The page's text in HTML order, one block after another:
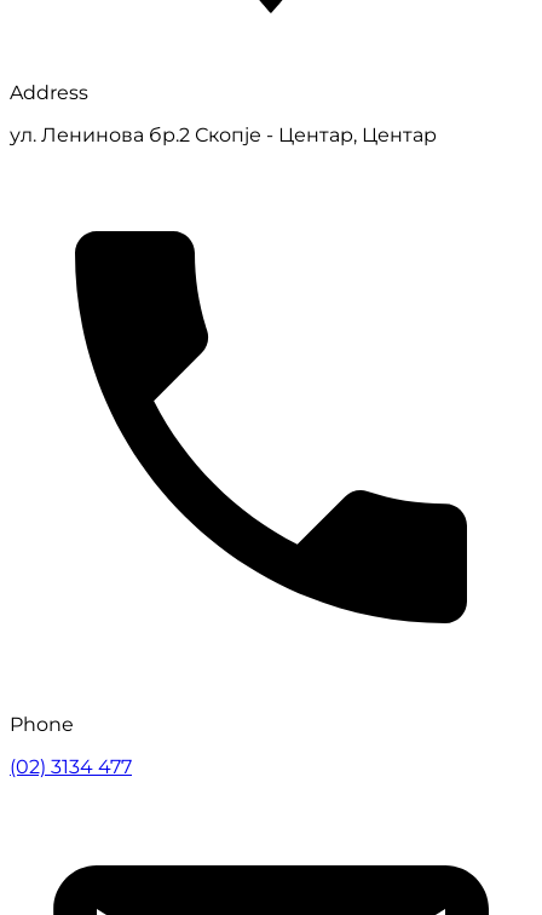
Address
ул. Ленинова бр.2 Скопје - Центар, Центар
Phone
(02) 3134 477